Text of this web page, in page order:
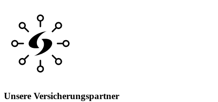
Unsere Versicherungspartner